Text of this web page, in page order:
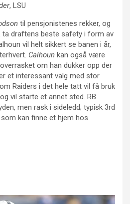
, LSU
til pensjonistenes rekker, og
ta draftens beste safety i form av
vil helt sikkert se banen i år,
Calhoun kan også være
om han dukker opp der
et interessant valg med stor
Raiders i det hele tatt vil få bruk
vil starte et annet sted. RB
men rask i sideledd; typisk 3rd
kan finne et hjem hos